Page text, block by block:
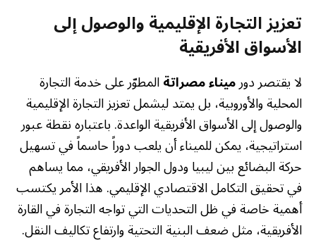
تعزيز التجارة الإقليمية والوصول إلى
الأسواق الأفريقية
لا يقتصر دورميناء مصراتةالمطوّر على خدمة التجارة
المحلية والأوروبية، بل يمتد ليشمل تعزيز التجارة الإقليمية
والوصول إلى الأسواق الأفريقية الواعدة. باعتباره نقطة عبور
استراتيجية، يمكن للميناء أن يلعب دوراً حاسماً في تسهيل
حركة البضائع بين ليبيا ودول الجوار الأفريقي، مما يساهم
في تحقيق التكامل الاقتصادي الإقليمي. هذا الأمر يكتسب
أهمية خاصة في ظل التحديات التي تواجه التجارة في القارة
الأفريقية، مثل ضعف البنية التحتية وارتفاع تكاليف النقل.